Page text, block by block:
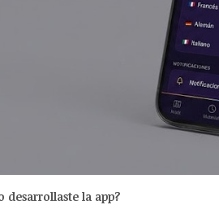
desarrollaste la app?